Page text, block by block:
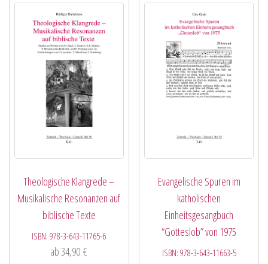
Theologische Klangrede –
Musikalische Resonanzen auf
biblische Texte
ISBN:978-3-643-11765-6
ab34,90€
Evangelische Spuren im
katholischen
Einheitsgesangbuch
“Gotteslob” von 1975
ISBN: 978-3-643-11663-5